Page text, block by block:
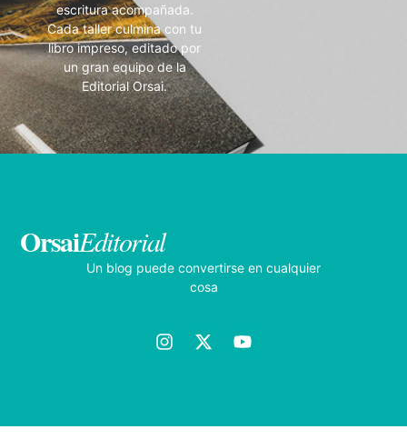
escritura acompañada.
Cada taller culmina con tu
libro impreso, editado por
un gran equipo de la
Editorial Orsai.
OrsaiEditorial
Un blog puede convertirse en cualquier
cosa